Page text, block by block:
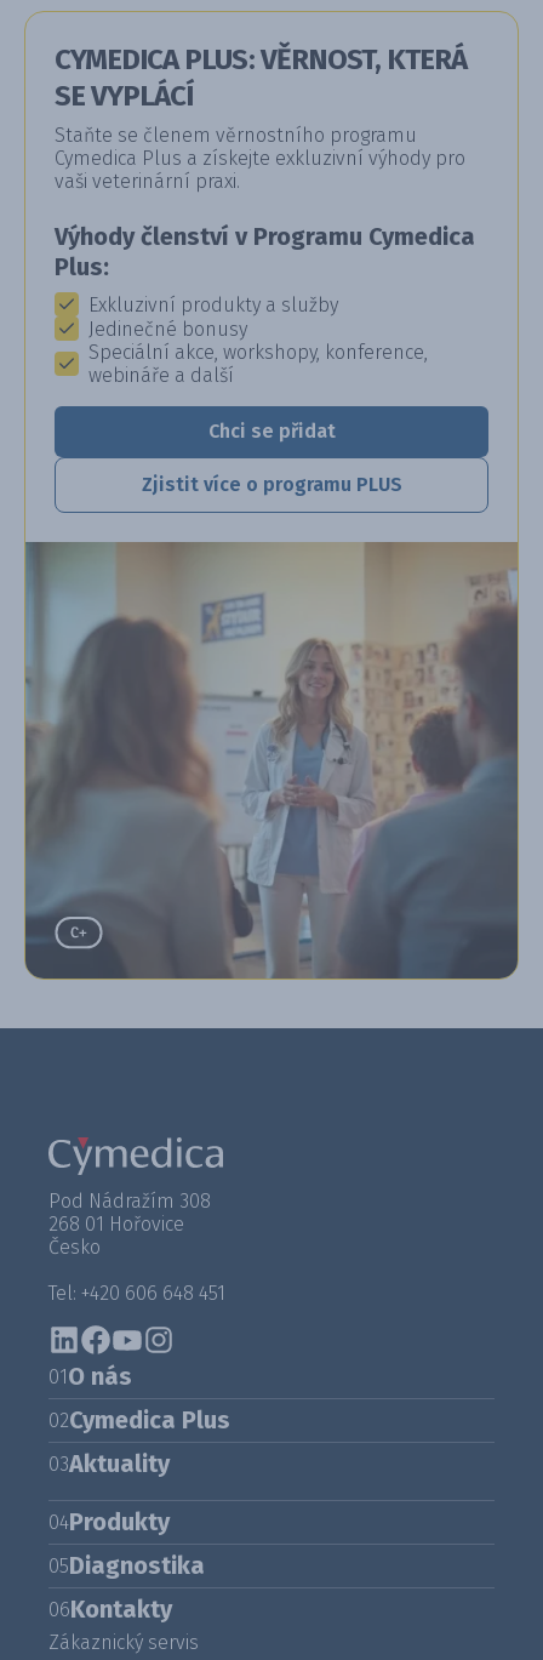
CYMEDICA PLUS: VĚRNOST, KTERÁ
SE VYPLÁCÍ
Staňte se členem věrnostního programu
Cymedica Plus a získejte exkluzivní výhody pro
vaši veterinární praxi.
Výhody členství v Programu Cymedica
Plus:
Exkluzivní produkty a služby
Jedinečné bonusy
Speciální akce, workshopy, konference,
webináře a další
Chci se přidat
Zjistit více o programu PLUS
Pod Nádražím 308
268 01 Hořovice
Česko
Tel: +420 606 648 451
01O nás
02Cymedica Plus
03Aktuality
04Produkty
05Diagnostika
06Kontakty
Zákaznický servis